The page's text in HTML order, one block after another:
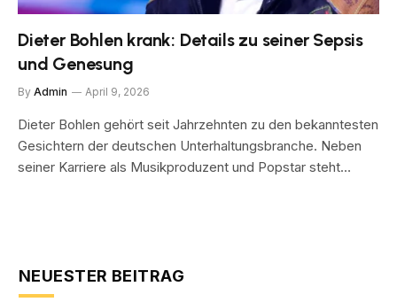
Dieter Bohlen krank: Details zu seiner Sepsis
und Genesung
By Admin April 9, 2026
Dieter Bohlen gehört seit Jahrzehnten zu den bekanntesten
Gesichtern der deutschen Unterhaltungsbranche. Neben
seiner Karriere als Musikproduzent und Popstar steht…
NEUESTER BEITRAG